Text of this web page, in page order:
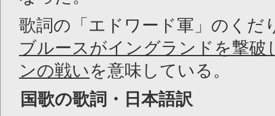
歌詞の「エドワード軍」のくだ
ブルースがイングランドを撃破
ンの戦いを意味している。
国歌の歌詞・日本語訳